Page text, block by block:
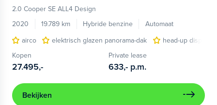
2.0 Cooper SE ALL4 Design
2020
19.789 km Hybride benzine
Automaat
airco
elektrisch glazen panorama-dak
head-up display
Kopen
27.495,-
Private lease
633,- p.m.
Bekijken